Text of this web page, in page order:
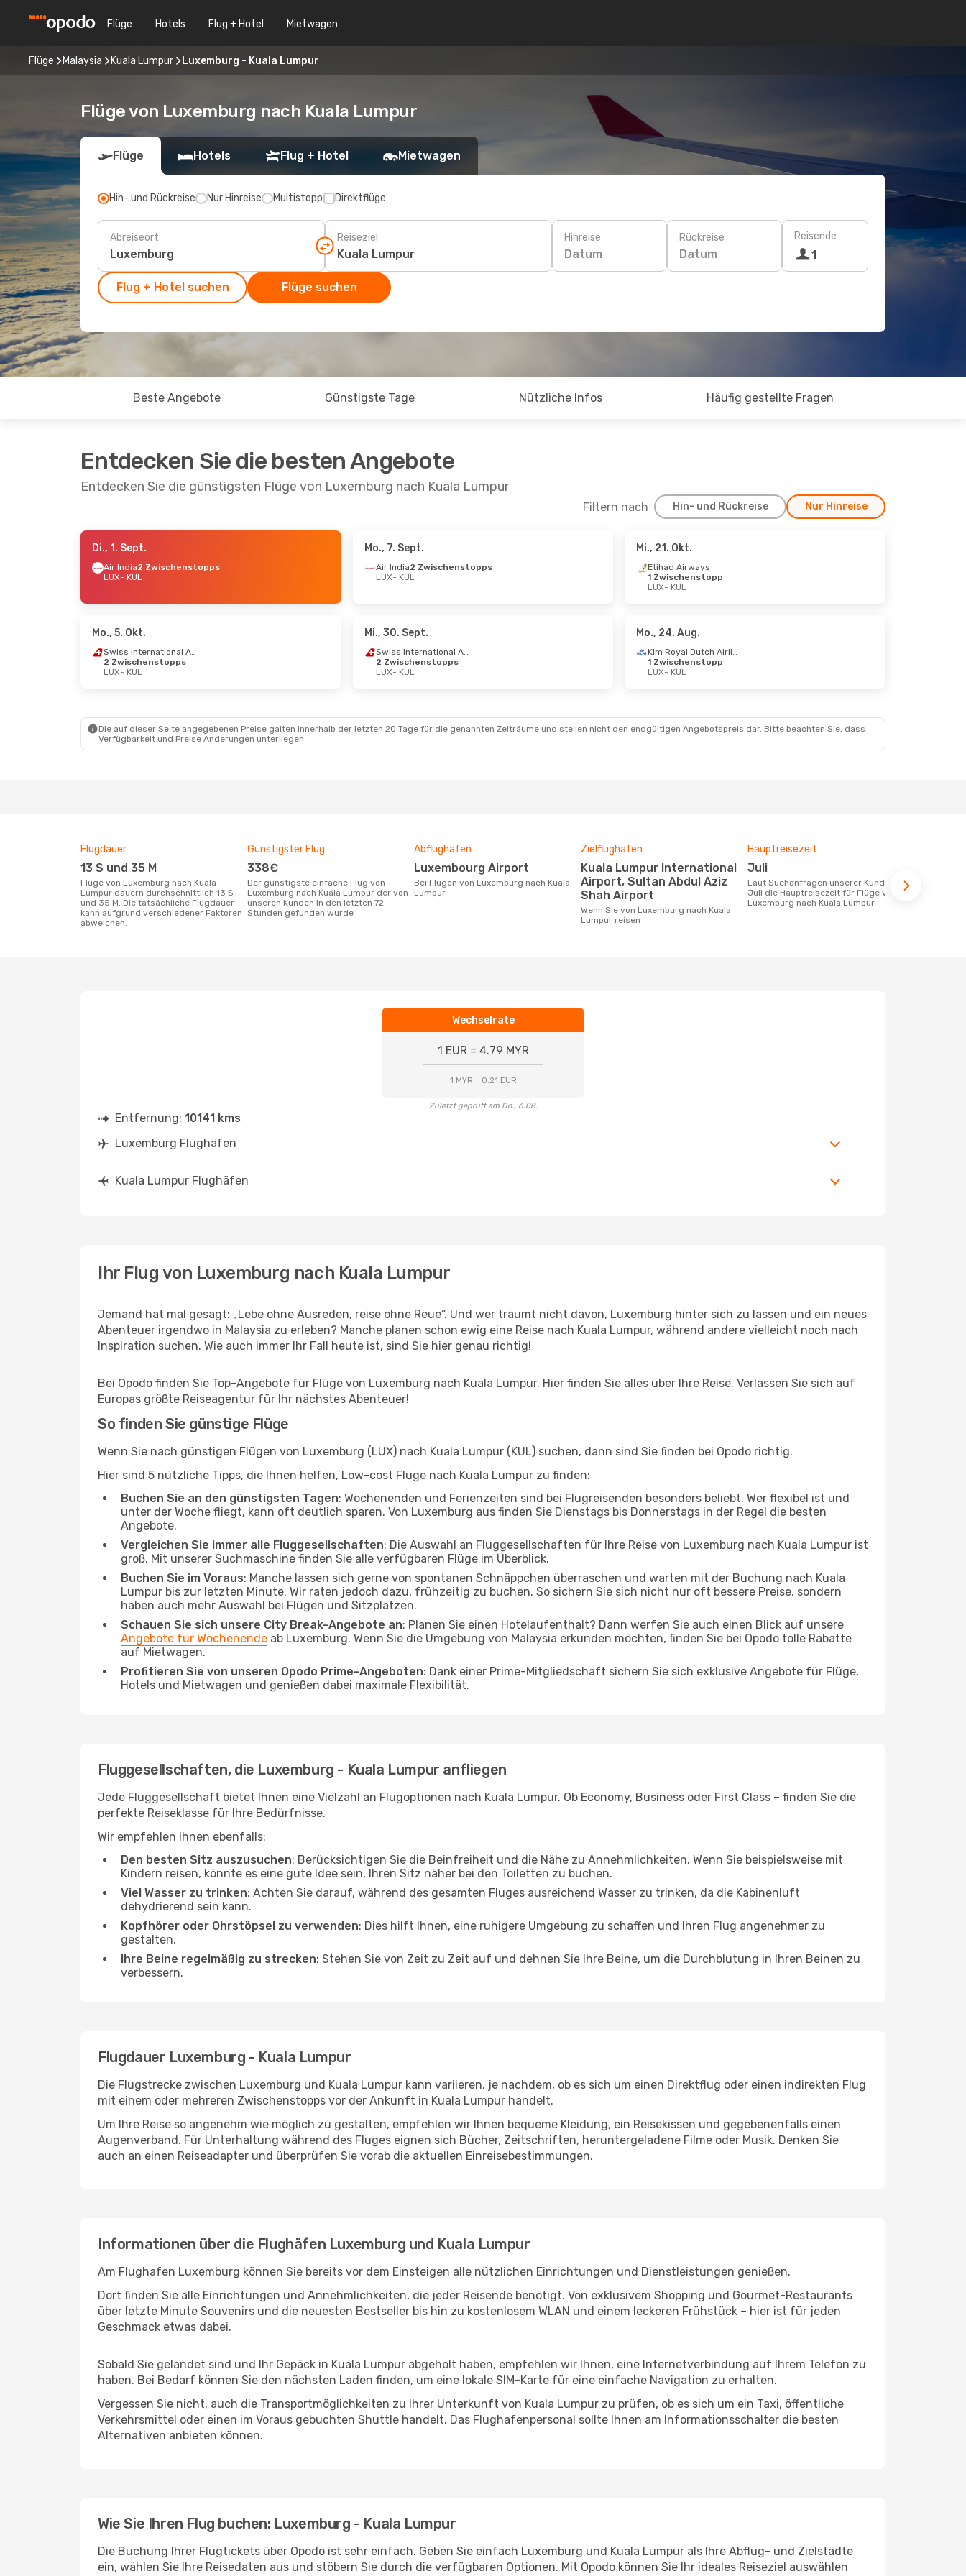
Flüge Hotels Flug + Hotel Mietwagen
Flüge Malaysia Kuala Lumpur Luxemburg - Kuala Lumpur
Flüge von Luxemburg nach Kuala Lumpur
Flüge Hotels Flug + Hotel Mietwagen
Hin- und Rückreise Nur Hinreise Multistopp Direktflüge
Abreiseort Reiseziel Hinreise
Datum
Rückreise
Datum
Reisende
1
Flug + Hotel suchen Flüge suchen
Beste Angebote Günstigste Tage Nützliche Infos Häufig gestellte Fragen
Entdecken Sie die besten Angebote
Entdecken Sie die günstigsten Flüge von Luxemburg nach Kuala Lumpur
Filtern nach Hin- und Rückreise Nur Hinreise
- Mi., 14. Okt.
2 Zwischenstopps
2 Zwischenstopps
2 Zwischenstopps
- So., 23. Aug. - Mi., 21. Okt.
1 Zwischenstopp
KUL- LUX
Di., 1. Sept.
Air India2 Zwischenstopps
LUX- KUL
Mo., 7. Sept.
Air India2 Zwischenstopps
LUX- KUL
Mi., 21. Okt.
Etihad Airways
1 Zwischenstopp
LUX- KUL
Mo., 5. Okt.
Swiss International Air Lines
2 Zwischenstopps
LUX- KUL
Mi., 30. Sept.
Swiss International Air Lines
2 Zwischenstopps
LUX- KUL
Mo., 24. Aug.
Klm Royal Dutch Airlines
1 Zwischenstopp
LUX- KUL
Die auf dieser Seite angegebenen Preise galten innerhalb der letzten 20 Tage für die genannten Zeiträume und stellen nicht den endgültigen Angebotspreis dar. Bitte beachten Sie, dass
Verfügbarkeit und Preise Änderungen unterliegen.
Flugdauer
13 S und 35 M
Flüge von Luxemburg nach Kuala
Lumpur dauern durchschnittlich 13 S
und 35 M. Die tatsächliche Flugdauer
kann aufgrund verschiedener Faktoren
abweichen.
Günstigster Flug
338€
Der günstigste einfache Flug von
Luxemburg nach Kuala Lumpur der von
unseren Kunden in den letzten 72
Stunden gefunden wurde
Abflughafen
Luxembourg Airport
Bei Flügen von Luxemburg nach Kuala
Lumpur
Zielflughäfen
Kuala Lumpur International
Airport, Sultan Abdul Aziz
Shah Airport
Wenn Sie von Luxemburg nach Kuala
Lumpur reisen
Hauptreisezeit
Juli
Laut Suchanfragen unserer Kunden ist
Juli die Hauptreisezeit für Flüge von
Luxemburg nach Kuala Lumpur
Wechselrate
1 EUR = 4.79 MYR
1 MYR = 0.21 EUR
Zuletzt geprüft am Do., 6.08.
Entfernung: 10141 kms
Luxemburg Flughäfen
Kuala Lumpur Flughäfen
Ihr Flug von Luxemburg nach Kuala Lumpur
Jemand hat mal gesagt: „Lebe ohne Ausreden, reise ohne Reue“. Und wer träumt nicht davon, Luxemburg hinter sich zu lassen und ein neues
Abenteuer irgendwo in Malaysia zu erleben? Manche planen schon ewig eine Reise nach Kuala Lumpur, während andere vielleicht noch nach
Inspiration suchen. Wie auch immer Ihr Fall heute ist, sind Sie hier genau richtig!
Bei Opodo finden Sie Top-Angebote für Flüge von Luxemburg nach Kuala Lumpur. Hier finden Sie alles über Ihre Reise. Verlassen Sie sich auf
Europas größte Reiseagentur für Ihr nächstes Abenteuer!
So finden Sie günstige Flüge
Wenn Sie nach günstigen Flügen von Luxemburg (LUX) nach Kuala Lumpur (KUL) suchen, dann sind Sie finden bei Opodo richtig.
Hier sind 5 nützliche Tipps, die Ihnen helfen, Low-cost Flüge nach Kuala Lumpur zu finden:
Buchen Sie an den günstigsten Tagen: Wochenenden und Ferienzeiten sind bei Flugreisenden besonders beliebt. Wer flexibel ist und
unter der Woche fliegt, kann oft deutlich sparen. Von Luxemburg aus finden Sie Dienstags bis Donnerstags in der Regel die besten
Angebote.
Vergleichen Sie immer alle Fluggesellschaften: Die Auswahl an Fluggesellschaften für Ihre Reise von Luxemburg nach Kuala Lumpur ist
groß. Mit unserer Suchmaschine finden Sie alle verfügbaren Flüge im Überblick.
Buchen Sie im Voraus: Manche lassen sich gerne von spontanen Schnäppchen überraschen und warten mit der Buchung nach Kuala
Lumpur bis zur letzten Minute. Wir raten jedoch dazu, frühzeitig zu buchen. So sichern Sie sich nicht nur oft bessere Preise, sondern
haben auch mehr Auswahl bei Flügen und Sitzplätzen.
Schauen Sie sich unsere City Break-Angebote an: Planen Sie einen Hotelaufenthalt? Dann werfen Sie auch einen Blick auf unsere
Angebote für Wochenende ab Luxemburg. Wenn Sie die Umgebung von Malaysia erkunden möchten, finden Sie bei Opodo tolle Rabatte
auf Mietwagen.
Profitieren Sie von unseren Opodo Prime-Angeboten: Dank einer Prime-Mitgliedschaft sichern Sie sich exklusive Angebote für Flüge,
Hotels und Mietwagen und genießen dabei maximale Flexibilität.
Fluggesellschaften, die Luxemburg - Kuala Lumpur anfliegen
Jede Fluggesellschaft bietet Ihnen eine Vielzahl an Flugoptionen nach Kuala Lumpur. Ob Economy, Business oder First Class – finden Sie die
perfekte Reiseklasse für Ihre Bedürfnisse.
Wir empfehlen Ihnen ebenfalls:
Den besten Sitz auszusuchen: Berücksichtigen Sie die Beinfreiheit und die Nähe zu Annehmlichkeiten. Wenn Sie beispielsweise mit
Kindern reisen, könnte es eine gute Idee sein, Ihren Sitz näher bei den Toiletten zu buchen.
Viel Wasser zu trinken: Achten Sie darauf, während des gesamten Fluges ausreichend Wasser zu trinken, da die Kabinenluft
dehydrierend sein kann.
Kopfhörer oder Ohrstöpsel zu verwenden: Dies hilft Ihnen, eine ruhigere Umgebung zu schaffen und Ihren Flug angenehmer zu
gestalten.
Ihre Beine regelmäßig zu strecken: Stehen Sie von Zeit zu Zeit auf und dehnen Sie Ihre Beine, um die Durchblutung in Ihren Beinen zu
verbessern.
Flugdauer Luxemburg - Kuala Lumpur
Die Flugstrecke zwischen Luxemburg und Kuala Lumpur kann variieren, je nachdem, ob es sich um einen Direktflug oder einen indirekten Flug
mit einem oder mehreren Zwischenstopps vor der Ankunft in Kuala Lumpur handelt.
Um Ihre Reise so angenehm wie möglich zu gestalten, empfehlen wir Ihnen bequeme Kleidung, ein Reisekissen und gegebenenfalls einen
Augenverband. Für Unterhaltung während des Fluges eignen sich Bücher, Zeitschriften, heruntergeladene Filme oder Musik. Denken Sie
auch an einen Reiseadapter und überprüfen Sie vorab die aktuellen Einreisebestimmungen.
Informationen über die Flughäfen Luxemburg und Kuala Lumpur
Am Flughafen Luxemburg können Sie bereits vor dem Einsteigen alle nützlichen Einrichtungen und Dienstleistungen genießen.
Dort finden Sie alle Einrichtungen und Annehmlichkeiten, die jeder Reisende benötigt. Von exklusivem Shopping und Gourmet-Restaurants
über letzte Minute Souvenirs und die neuesten Bestseller bis hin zu kostenlosem WLAN und einem leckeren Frühstück – hier ist für jeden
Geschmack etwas dabei.
Sobald Sie gelandet sind und Ihr Gepäck in Kuala Lumpur abgeholt haben, empfehlen wir Ihnen, eine Internetverbindung auf Ihrem Telefon zu
haben. Bei Bedarf können Sie den nächsten Laden finden, um eine lokale SIM-Karte für eine einfache Navigation zu erhalten.
Vergessen Sie nicht, auch die Transportmöglichkeiten zu Ihrer Unterkunft von Kuala Lumpur zu prüfen, ob es sich um ein Taxi, öffentliche
Verkehrsmittel oder einen im Voraus gebuchten Shuttle handelt. Das Flughafenpersonal sollte Ihnen am Informationsschalter die besten
Alternativen anbieten können.
Wie Sie Ihren Flug buchen: Luxemburg - Kuala Lumpur
Die Buchung Ihrer Flugtickets über Opodo ist sehr einfach. Geben Sie einfach Luxemburg und Kuala Lumpur als Ihre Abflug- und Zielstädte
ein, wählen Sie Ihre Reisedaten aus und stöbern Sie durch die verfügbaren Optionen. Mit Opodo können Sie Ihr ideales Reiseziel auswählen